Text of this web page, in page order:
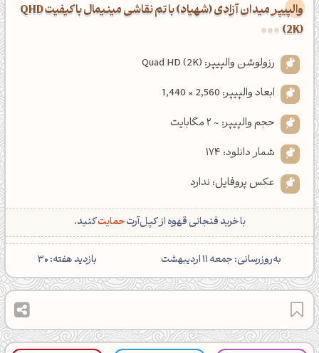
والپیپر میدان آزادی (شهیاد) با تم نقاشی مینیمال با کیفیت QHD
(2K)
رزولوشن والپیپر: Quad HD (2K)
ابعاد والپیپر: 2,560 × 1,440
حجم والپیپر: ~ 2 مگابایت
شمار دانلود: 174
عکس پروفایل: ندارد
با خرید فنجانی قهوه از کپل‌آرتحمایتکنید.
‌به‌روزرسانی: جمعه 11 اردیبهشت بازدید هفته: 30